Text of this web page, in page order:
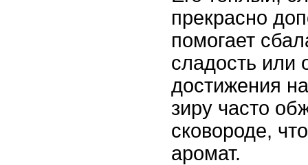
прекрасно
помогает
сладость или
достижения
зиру часто
сковороде,
аромат.